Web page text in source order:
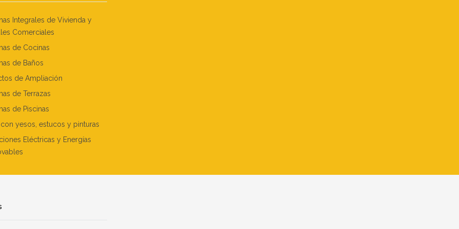
Integrales de Vivienda y
Comerciales
de Cocinas
de Baños
de Ampliación
de Terrazas
de Piscinas
yesos, estucos y pinturas
Eléctricas y Energías